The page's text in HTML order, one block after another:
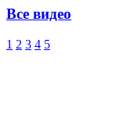
Все видео
1 2 3 4 5